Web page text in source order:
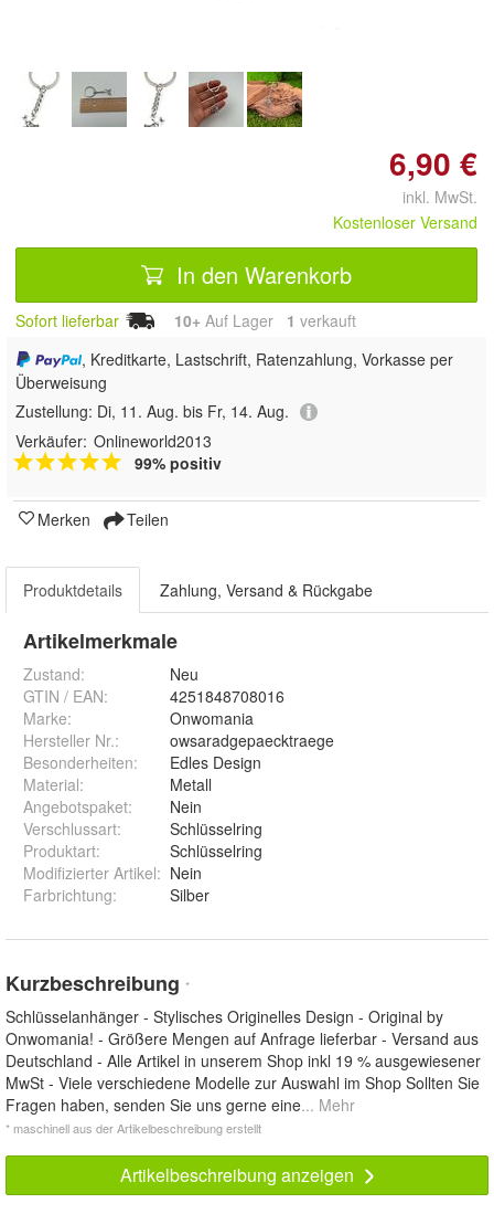
6,90 €
inkl. MwSt.
Kostenloser Versand
In den Warenkorb
Sofort lieferbar 10+ Auf Lager 1 verkauft
, Kreditkarte, Lastschrift, Ratenzahlung, Vorkasse per
Überweisung
Zustellung: Di, 11. Aug. bis Fr, 14. Aug.
Verkäufer: Onlineworld2013
99% positiv
Merken Teilen
Produktdetails Zahlung, Versand & Rückgabe
Artikelmerkmale
Zustand:
Neu
GTIN / EAN:
4251848708016
Marke:
Onwomania
Hersteller Nr.:
owsaradgepaecktraege
Besonderheiten:
Edles Design
Material:
Metall
Angebotspaket:
Nein
Verschlussart:
Schlüsselring
Produktart:
Schlüsselring
Modifizierter Artikel: Nein
Farbrichtung: Silber
Kurzbeschreibung *
Schlüsselanhänger - Stylisches Originelles Design - Original by
Onwomania! - Größere Mengen auf Anfrage lieferbar - Versand aus
Deutschland - Alle Artikel in unserem Shop inkl 19 % ausgewiesener
MwSt - Viele verschiedene Modelle zur Auswahl im Shop Sollten Sie
Fragen haben, senden Sie uns gerne eine... Mehr
* maschinell aus der Artikelbeschreibung erstellt
Artikelbeschreibung anzeigen